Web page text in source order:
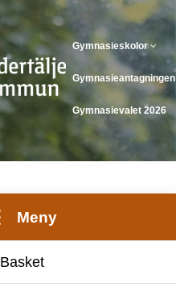
Gymnasieskolor
Gymnasieantagningen
Gymnasievalet 2026
Meny
Basket